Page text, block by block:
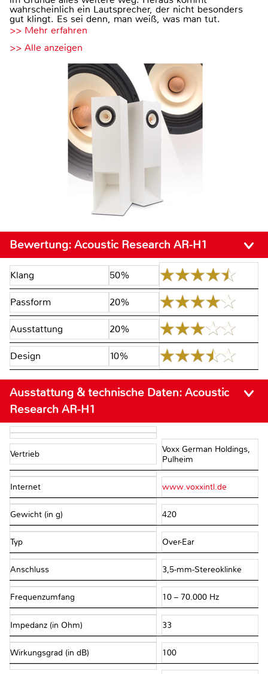
wahrscheinlich ein Lautsprecher, der nicht besonders
gut klingt. Es sei denn, man weiß, was man tut.
>> Mehr erfahren
>> Alle anzeigen
Bewertung: Acoustic Research AR-H1
Klang 50%
Passform 20%
Ausstattung 20%
Design 10%
Ausstattung & technische Daten: Acoustic
Research AR-H1
Vertrieb
Voxx German Holdings,
Pulheim
Internet www.voxxintl.de
Gewicht (in g) 420
Typ Over-Ear
Anschluss 3,5-mm-Stereoklinke
Frequenzumfang 10 – 70.000 Hz
Impedanz (in Ohm) 33
Wirkungsgrad (in dB) 100